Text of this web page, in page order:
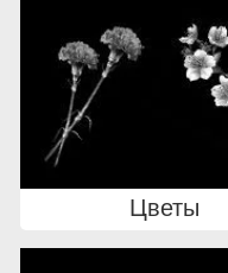
Цветы